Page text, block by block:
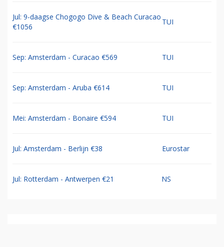
Jul: 9-daagse Chogogo Dive & Beach Curacao
€1056
TUI
Sep: Amsterdam - Curacao €569 TUI
Sep: Amsterdam - Aruba €614 TUI
Mei: Amsterdam - Bonaire €594 TUI
Jul: Amsterdam - Berlijn €38 Eurostar
Jul: Rotterdam - Antwerpen €21 NS